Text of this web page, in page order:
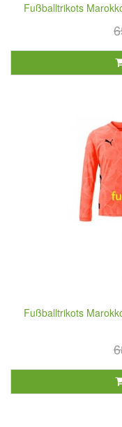
Fußballtrikots
Fußballtrikots